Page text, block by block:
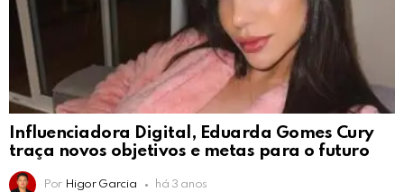
Influenciadora Digital, Eduarda Gomes Cury
traça novos objetivos e metas para o futuro
Por Higor Garcia há 3 anos